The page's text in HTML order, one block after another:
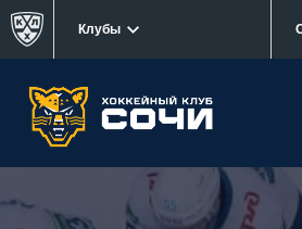
Клубы